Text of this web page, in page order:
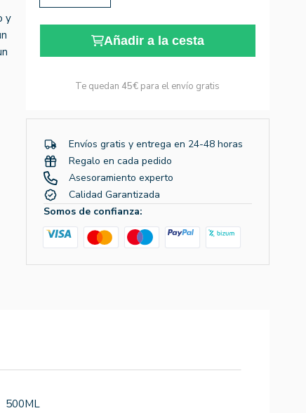
y
Añadir a la cesta
Te quedan 45€ para el envío gratis
Envíos gratis y entrega en 24-48 horas
Regalo en cada pedido
Asesoramiento experto
Calidad Garantizada
Somos de confianza:
500ML